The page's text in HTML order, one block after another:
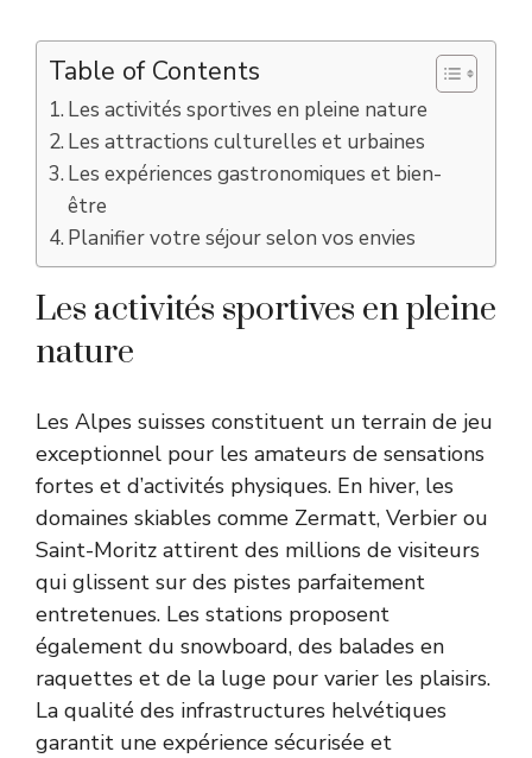
Table of Contents
Les activités sportives en pleine nature
Les attractions culturelles et urbaines
Les expériences gastronomiques et bien-
être
Planifier votre séjour selon vos envies
Les activités sportives en pleine
nature
Les Alpes suisses constituent un terrain de jeu
exceptionnel pour les amateurs de sensations
fortes et d’activités physiques. En hiver, les
domaines skiables comme Zermatt, Verbier ou
Saint-Moritz attirent des millions de visiteurs
qui glissent sur des pistes parfaitement
entretenues. Les stations proposent
également du snowboard, des balades en
raquettes et de la luge pour varier les plaisirs.
La qualité des infrastructures helvétiques
garantit une expérience sécurisée et